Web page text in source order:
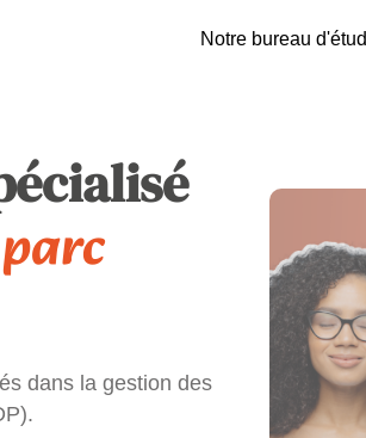
Notre bureau
dans la gestion des